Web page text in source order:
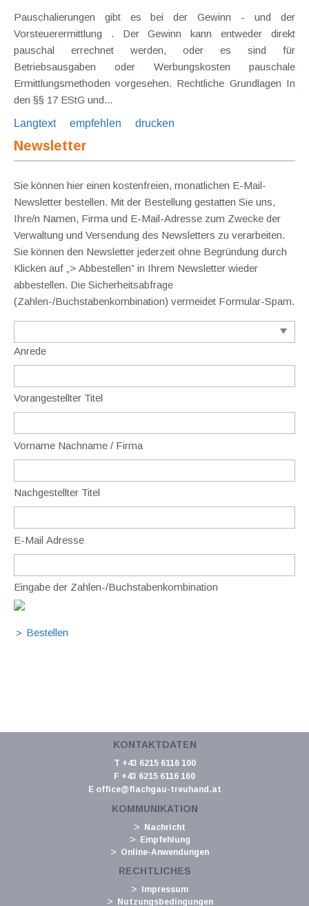
Pauschalierungen gibt es bei der Gewinn - und der
Vorsteuerermittlung . Der Gewinn kann entweder direkt
pauschal errechnet werden, oder es sind für
Betriebsausgaben oder Werbungskosten pauschale
Ermittlungsmethoden vorgesehen. Rechtliche Grundlagen In
den §§ 17 EStG und...
Langtext
empfehlen drucken
Newsletter
Sie können hier einen kostenfreien, monatlichen E-Mail-
Newsletter bestellen. Mit der Bestellung gestatten Sie uns,
Ihre/n Namen, Firma und E-Mail-Adresse zum Zwecke der
Verwaltung und Versendung des Newsletters zu verarbeiten.
Sie können den Newsletter jederzeit ohne Begründung durch
Klicken auf „> Abbestellen” in Ihrem Newsletter wieder
abbestellen. Die Sicherheitsabfrage
(Zahlen-/Buchstabenkombination) vermeidet Formular-Spam.
Anrede
Vorangestellter Titel
Vorname Nachname / Firma
Nachgestellter Titel
E-Mail Adresse
Eingabe der Zahlen-/Buchstabenkombination
KONTAKTDATEN
T +43 6215 6116 100
F +43 6215 6116 160
E office@flachgau-treuhand.at
KOMMUNIKATION
Nachricht
Empfehlung
Online-Anwendungen
RECHTLICHES
Impressum
Nutzungsbedingungen